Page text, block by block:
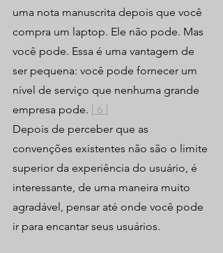
uma nota manuscrita depois que você
compra um laptop. Ele não pode. Mas
você pode. Essa é uma vantagem de
ser pequena: você pode fornecer um
nível de serviço que nenhuma grande
empresa pode. [ 6 ]
Depois de perceber que as
convenções existentes não são o limite
superior da experiência do usuário, é
interessante, de uma maneira muito
agradável, pensar até onde você pode
ir para encantar seus usuários.